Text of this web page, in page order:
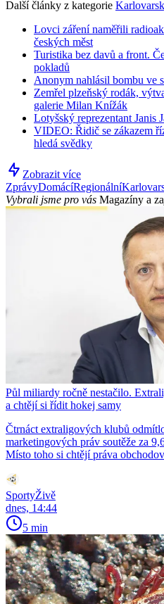
Další články z kategorie
Lovci záření naměřili
českých měst
Turistika bez davů a front.
pokladů
Anonym nahlásil bombu ve
Zemřel plzeňský rodák,
galerie Milan Knížák
Lotyšský reprezentant Janis
VIDEO: Řidič se zákazem
hledá svědky
Zobrazit více
ZprávyDomácíRegionální
Vybrali jsme pro vás Magazíny a
Půl miliardy ročně nestačilo.
a chtějí si řídit hokej samy
Čtrnáct extraligových klubů
marketingových práv soutěže za
Místo toho si chtějí práva
SportyŽivě
dnes, 14:44
5 min